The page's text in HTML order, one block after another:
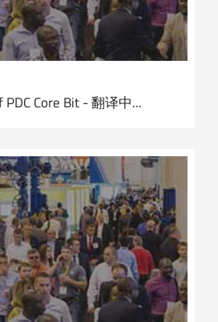
Core Bit - 翻译中...